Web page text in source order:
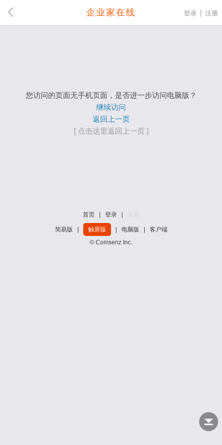
企业家在线 登录 注册
您访问的页面无手机页面，是否进一步访问电脑版？
继续访问
返回上一页
[ 点击这里返回上一页 ]
首页 登录
简易版 触屏版 电脑版
客户端
© Comsenz Inc.